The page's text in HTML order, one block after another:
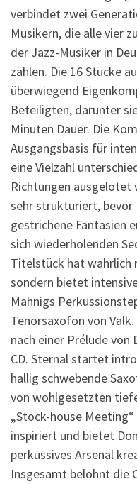
verbindet zwei
Musikern, die alle vier
der Jazz-Musiker in
zählen. Die 16 Stücke
überwiegend
Beteiligten, darunter
Minuten Dauer. Die
Ausgangsbasis für
eine Vielzahl
Richtungen ausgelotet
sehr strukturiert, bevor
gestrichene Fantasien
sich wiederholenden
Titelstück hat wahrlich
sondern bietet
Mahnigs
Tenorsaxofon von
nach einer Prélude von
CD. Sternal startet
hallig schwebende
von wohlgesetzten
„Stock-house
inspiriert und bietet
perkussives Arsenal
Insgesamt belohnt die